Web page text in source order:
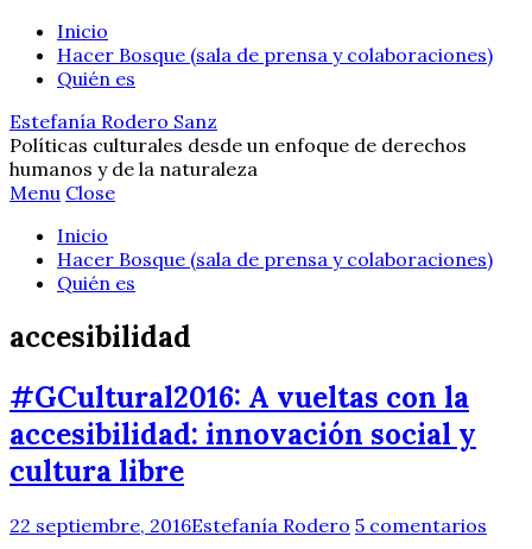
Inicio
Hacer Bosque (sala de prensa y colaboraciones)
Quién es
Estefanía Rodero Sanz
Políticas culturales desde un enfoque de derechos
humanos y de la naturaleza
Menu Close
Inicio
Hacer Bosque (sala de prensa y colaboraciones)
Quién es
accesibilidad
#GCultural2016: A vueltas con la
accesibilidad: innovación social y
cultura libre
22 septiembre, 2016Estefanía Rodero 5 comentarios